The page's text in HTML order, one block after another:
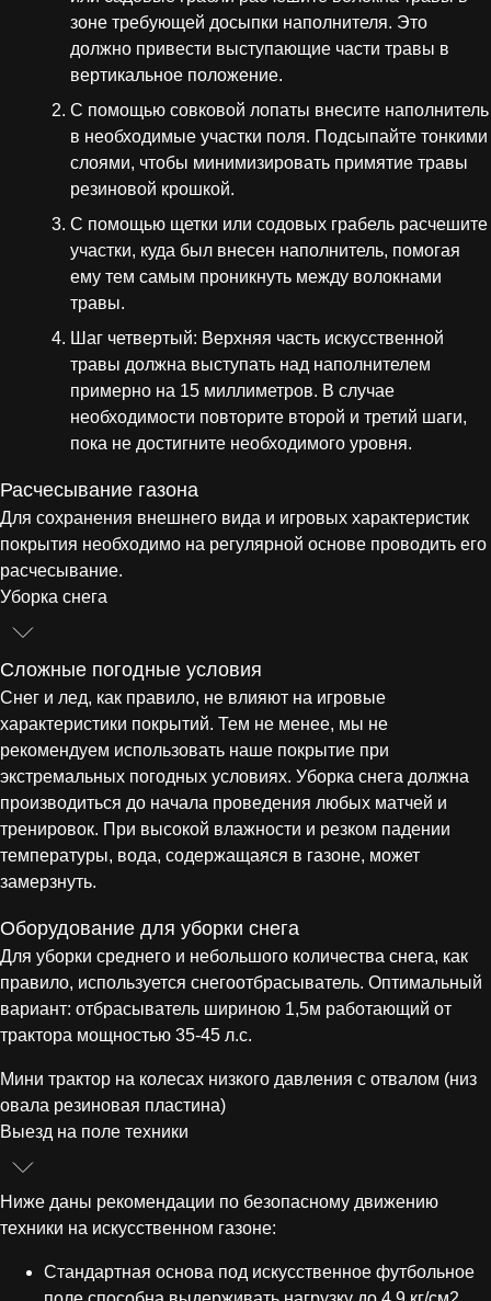
зоне требующей досыпки наполнителя. Это
должно привести выступающие части травы в
вертикальное положение.
С помощью совковой лопаты внесите наполнитель
в необходимые участки поля. Подсыпайте тонкими
слоями, чтобы минимизировать примятие травы
резиновой крошкой.
С помощью щетки или содовых грабель расчешите
участки, куда был внесен наполнитель, помогая
ему тем самым проникнуть между волокнами
травы.
Шаг четвертый: Верхняя часть искусственной
травы должна выступать над наполнителем
примерно на 15 миллиметров. В случае
необходимости повторите второй и третий шаги,
пока не достигните необходимого уровня.
Расчесывание газона
Для сохранения внешнего вида и игровых характеристик
покрытия необходимо на регулярной основе проводить его
расчесывание.
Уборка снега
Сложные погодные условия
Снег и лед, как правило, не влияют на игровые
характеристики покрытий. Тем не менее, мы не
рекомендуем использовать наше покрытие при
экстремальных погодных условиях. Уборка снега должна
производиться до начала проведения любых матчей и
тренировок. При высокой влажности и резком падении
температуры, вода, содержащаяся в газоне, может
замерзнуть.
Оборудование для уборки снега
Для уборки среднего и небольшого количества снега, как
правило, используется снегоотбрасыватель. Оптимальный
вариант: отбрасыватель шириною 1,5м работающий от
трактора мощностью 35-45 л.с.
Мини трактор на колесах низкого давления с отвалом (низ
овала резиновая пластина)
Выезд на поле техники
Ниже даны рекомендации по безопасному движению
техники на искусственном газоне:
Стандартная основа под искусственное футбольное